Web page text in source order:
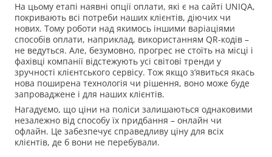
На цьому етапі наявні опції оплати, які є на сайті UNIQA,
покривають всі потреби наших клієнтів, діючих чи
нових. Тому роботи над якимось іншими варіаціями
способів оплати, наприклад, використанням QR-кодів –
не ведуться. Але, безумовно, прогрес не стоїть на місці і
фахівці компанії відстежують усі світові тренди у
зручності клієнтського сервісу. Тож якщо з’явиться якась
нова поширена технологія чи рішення, воно може буде
запроваджене і для наших клієнтів.
Нагадуємо, що ціни на поліси залишаються однаковими
незалежно від способу їх придбання – онлайн чи
офлайн. Це забезпечує справедливу ціну для всіх
клієнтів, де б вони не перебували.